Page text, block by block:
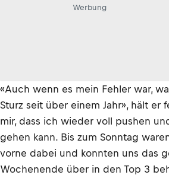
Werbung
«Auch wenn es mein Fehler war,
Sturz seit über einem Jahr», hält er
mir, dass ich wieder voll pushen
gehen kann. Bis zum Sonntag
vorne dabei und konnten uns das
Wochenende über in den Top 3